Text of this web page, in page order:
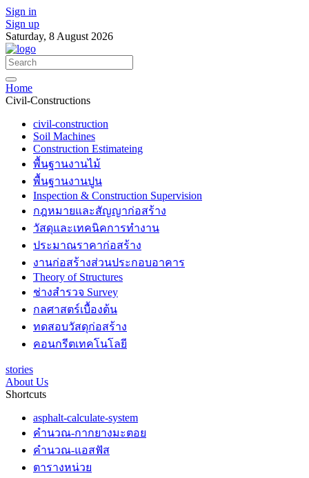
Sign in
Sign up
Saturday, 8 August 2026
Home
Civil-Constructions
civil-construction
Soil Machines
Construction Estimateing
พื้นฐานงานไม้
พื้นฐานงานปูน
Inspection & Construction Supervision
กฎหมายและสัญญาก่อสร้าง
วัสดุและเทคนิคการทำงาน
ประมาณราคาก่อสร้าง
งานก่อสร้างส่วนประกอบอาคาร
Theory of Structures
ช่างสำรวจ Survey
กลศาสตร์เบื้องต้น
ทดสอบวัสดุก่อสร้าง
คอนกรีตเทคโนโลยี
stories
About Us
Shortcuts
asphalt-calculate-system
คำนวณ-กากยางมะตอย
คำนวณ-แอสฟัส
ตารางหน่วย